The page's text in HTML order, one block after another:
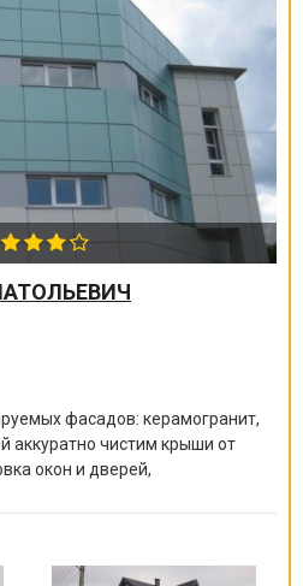
фасадов: керамогранит,
аккуратно чистим крыши от
окон и дверей,